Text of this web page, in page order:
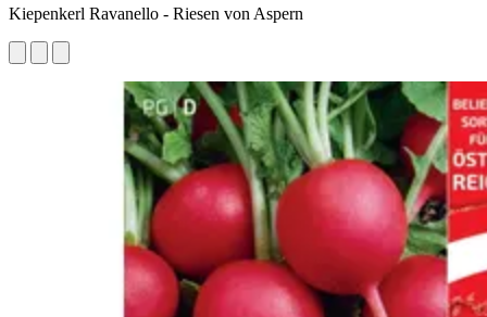
Kiepenkerl Ravanello - Riesen von Aspern